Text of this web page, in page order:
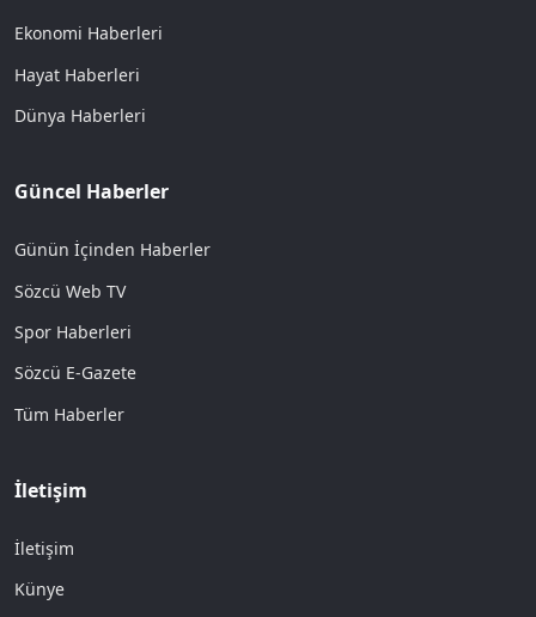
Ekonomi Haberleri
Hayat Haberleri
Dünya Haberleri
Güncel Haberler
Günün İçinden Haberler
Sözcü Web TV
Spor Haberleri
Sözcü E-Gazete
Tüm Haberler
İletişim
İletişim
Künye